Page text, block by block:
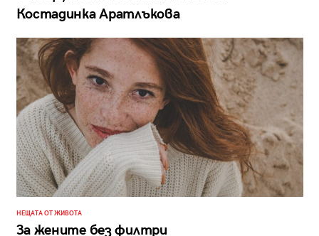
Костадинка Аратлъкова
НЕЩАТА ОТ ЖИВОТА
За жените без филтри